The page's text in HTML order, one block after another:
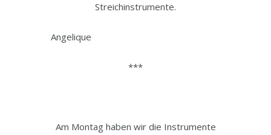
Streichinstrumente.
Angelique
***
Am Montag haben wir die Instrumente